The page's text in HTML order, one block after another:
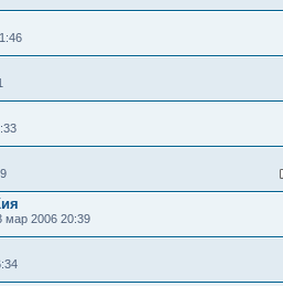
мар 2006 20:39